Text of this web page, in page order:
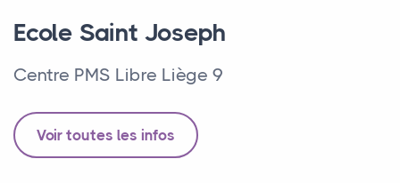
Ecole Saint Joseph
Centre PMS Libre Liège 9
Voir toutes les infos